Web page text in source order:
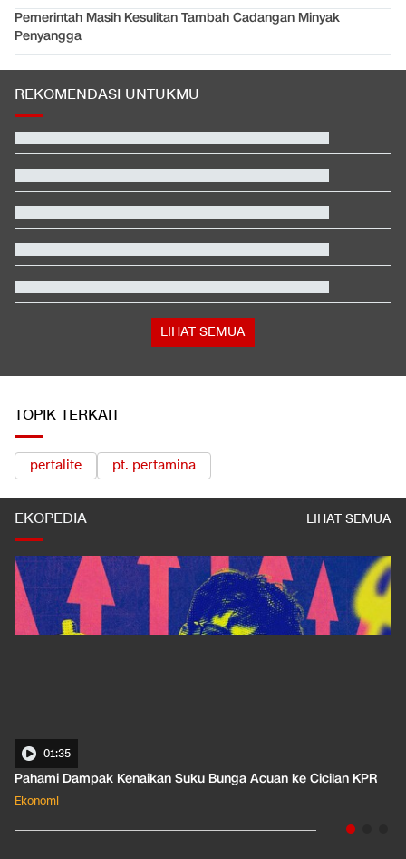
Pemerintah Masih Kesulitan Tambah Cadangan Minyak
Penyangga
REKOMENDASI UNTUKMU
Hashim Djojohadikusumo Kukuhkan 20 Ormas Baru Kawal
Program Pemerintah
Jadwal AC Milan vs Chelsea: Kapan, Jam Berapa, Tayang di
Mana?
Moto3 Inggris: Veda Ega Impresif, Manajer Honda Beri Pujian
Janji Erick Thohir usai Timnas Indonesia Tersingkir di Piala AFF
2026
Video Mesum 'Yang Wis Yang' Banyuwangi, Pemeran Pria Jadi
Pinang Jaksel
TOPIK TERKAIT
EKOPEDIA LIHAT SEMUA